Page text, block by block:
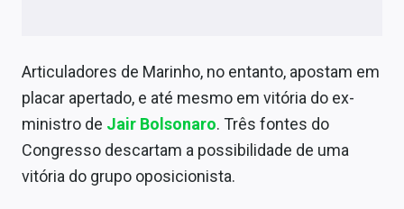
Articuladores de Marinho, no entanto, apostam em
placar apertado, e até mesmo em vitória do ex-
ministro de Jair Bolsonaro. Três fontes do
Congresso descartam a possibilidade de uma
vitória do grupo oposicionista.